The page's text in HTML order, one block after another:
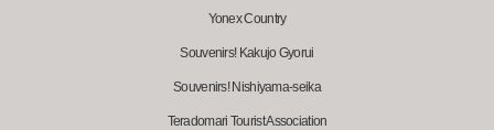
Yonex Country
Souvenirs! Kakujo Gyorui
Souvenirs! Nishiyama-seika
Teradomari Tourist Association